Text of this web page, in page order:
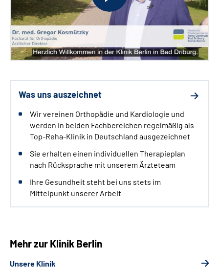
Was uns auszeichnet
Wir vereinen Orthopädie und Kardiologie und
werden in beiden Fachbereichen regelmäßig als
Top-Reha-Klinik in Deutschland ausgezeichnet
Sie erhalten einen individuellen Therapieplan
nach Rücksprache mit unserem Ärzteteam
Ihre Gesundheit steht bei uns stets im
Mittelpunkt unserer Arbeit
Mehr zur Klinik Berlin
Unsere Klinik